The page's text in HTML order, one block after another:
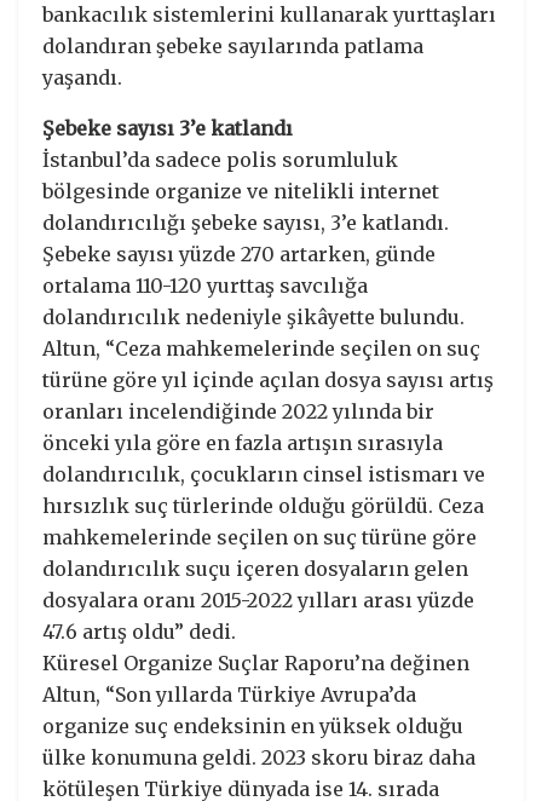
bankacılık sistemlerini kullanarak yurttaşları
dolandıran şebeke sayılarında patlama
yaşandı.
Şebeke sayısı 3’e katlandı
İstanbul’da sadece polis sorumluluk
bölgesinde organize ve nitelikli internet
dolandırıcılığı şebeke sayısı, 3’e katlandı.
Şebeke sayısı yüzde 270 artarken, günde
ortalama 110-120 yurttaş savcılığa
dolandırıcılık nedeniyle şikâyette bulundu.
Altun, “Ceza mahkemelerinde seçilen on suç
türüne göre yıl içinde açılan dosya sayısı artış
oranları incelendiğinde 2022 yılında bir
önceki yıla göre en fazla artışın sırasıyla
dolandırıcılık, çocukların cinsel istismarı ve
hırsızlık suç türlerinde olduğu görüldü. Ceza
mahkemelerinde seçilen on suç türüne göre
dolandırıcılık suçu içeren dosyaların gelen
dosyalara oranı 2015-2022 yılları arası yüzde
47.6 artış oldu” dedi.
Küresel Organize Suçlar Raporu’na değinen
Altun, “Son yıllarda Türkiye Avrupa’da
organize suç endeksinin en yüksek olduğu
ülke konumuna geldi. 2023 skoru biraz daha
kötüleşen Türkiye dünyada ise 14. sırada